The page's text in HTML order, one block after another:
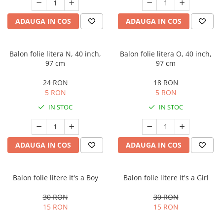
ADAUGA IN COS ADAUGA IN COS
Balon folie litera N, 40 inch,
97 cm
24 RON
5 RON
IN STOC
ADAUGA IN COS
Balon folie litera O, 40 inch,
97 cm
18 RON
5 RON
IN STOC
ADAUGA IN COS
Balon folie litere It's a Boy
30 RON
15 RON
Balon folie litere It's a Girl
30 RON
15 RON